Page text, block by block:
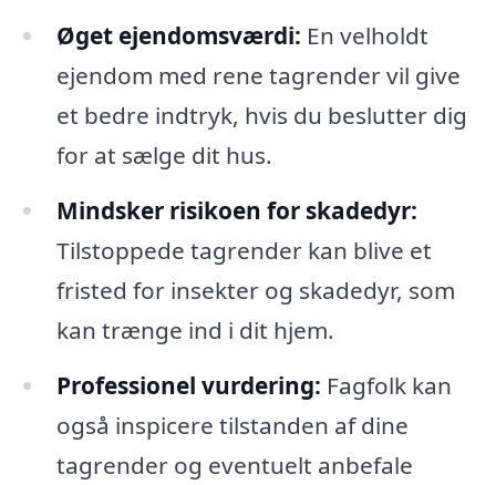
Øget ejendomsværdi: En velholdt
ejendom med rene tagrender vil give
et bedre indtryk, hvis du beslutter dig
for at sælge dit hus.
Mindsker risikoen for skadedyr:
Tilstoppede tagrender kan blive et
fristed for insekter og skadedyr, som
kan trænge ind i dit hjem.
Professionel vurdering: Fagfolk kan
også inspicere tilstanden af dine
tagrender og eventuelt anbefale